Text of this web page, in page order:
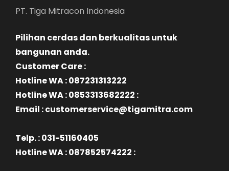
PT. Tiga Mitracon Indonesia
Pilihan cerdas dan berkualitas untuk
bangunan anda.
Customer Care :
Hotline WA : 087231313222
Hotline WA : 0853313682222 :
Email : customerservice@tigamitra.com
Telp. : 031-51160405
Hotline WA : 087852574222 :